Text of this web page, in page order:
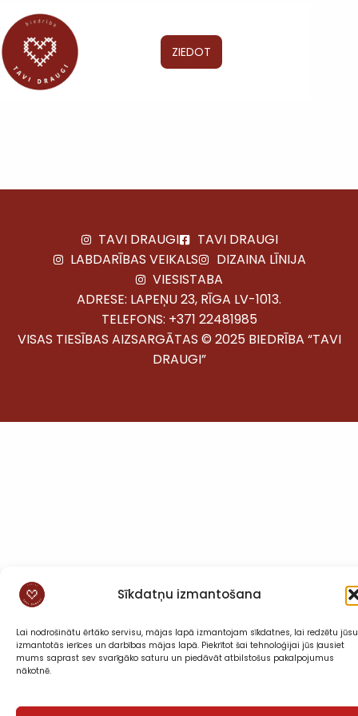
Sīkdatņu izmantošana
Lai nodrošinātu ērtāko servisu, mājas lapā izmantojam sīkdatnes, lai redzētu jūsu
izmantotās ierīces un darbības mājas lapā. Piekrītot šai tehnoloģijai jūs ļausiet
mums saprast sev svarīgāko saturu un piedāvāt atbilstošus pakalpojumus
nākotnē.
ZIEDOT
TAVI DRAUGI
TAVI DRAUGI
LABDARĪBAS VEIKALS
DIZAINA LĪNIJA
VIESISTABA
ADRESE: LAPEŅU 23, RĪGA LV-1013.
TELEFONS: +371 22481985
VISAS TIESĪBAS AIZSARGĀTAS © 2025 BIEDRĪBA “TAVI
DRAUGI”